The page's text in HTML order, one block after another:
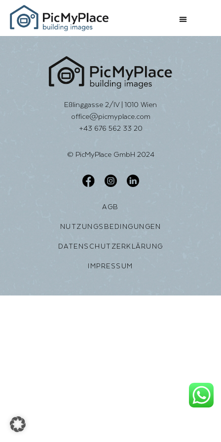
Eßlinggasse 2/IV | 1010 Wien
office@picmyplace.com
+43 676 562 33 20
© PicMyPlace GmbH 2024
AGB
NUTZUNGSBEDINGUNGEN
DATENSCHUTZERKLÄRUNG
IMPRESSUM